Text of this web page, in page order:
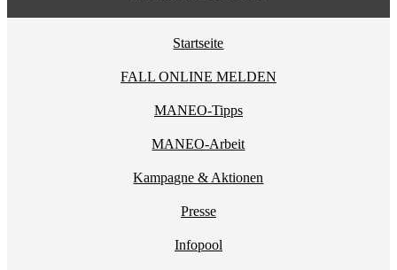
Startseite
FALL ONLINE MELDEN
MANEO-Tipps
MANEO-Arbeit
Kampagne & Aktionen
Presse
Infopool